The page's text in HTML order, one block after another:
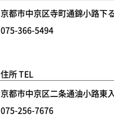
京都市中京区寺町通錦小路下
075-366-5494
住所 TEL
京都市中京区二条通油小路東
075-256-7676